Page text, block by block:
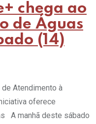
chega ao
de Águas
(14)
Atendimento à
oferece
A manhã deste sábado